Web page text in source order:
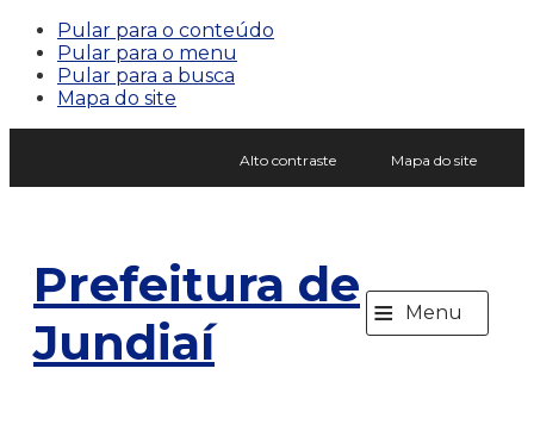
Pular para o conteúdo
Pular para o menu
Pular para a busca
Mapa do site
Alto contraste Mapa do site
Prefeitura de
Jundiaí
≡ Menu